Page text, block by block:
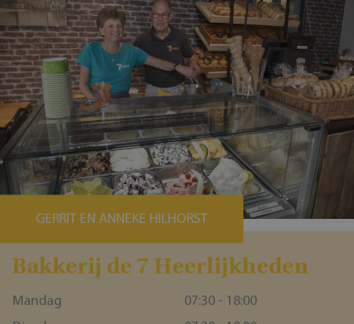
GERRIT EN ANNEKE HILHORST
Bakkerĳ de 7 Heerlĳkheden
Mandag
07:30 - 18:00